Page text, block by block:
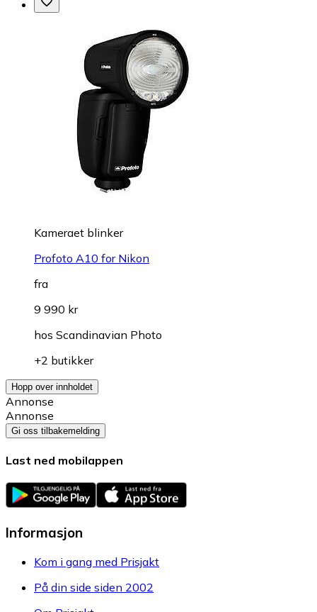
Kameraet blinker
Profoto A10 for Nikon
fra
9 990 kr
hos Scandinavian Photo
+2 butikker
Hopp over innholdet
Annonse
Annonse
Gi oss tilbakemelding
Last ned mobilappen
Informasjon
Kom i gang med Prisjakt
På din side siden 2002